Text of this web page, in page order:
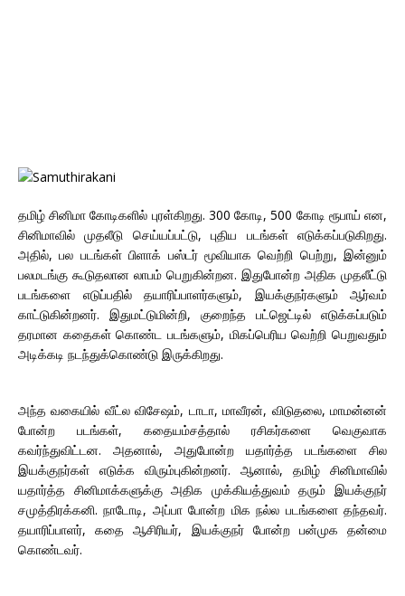
தமிழ் சினிமா கோடிகளில் புரள்கிறது. 300 கோடி, 500 கோடி ரூபாய் என,
சினிமாவில் முதலீடு செய்யப்பட்டு, புதிய படங்கள் எடுக்கப்படுகிறது.
அதில், பல படங்கள் பிளாக் பஸ்டர் மூவியாக வெற்றி பெற்று, இன்னும்
பலமடங்கு கூடுதலான லாபம் பெறுகின்றன. இதுபோன்ற அதிக முதலீட்டு
படங்களை எடுப்பதில் தயாரிப்பாளர்களும், இயக்குநர்களும் ஆர்வம்
காட்டுகின்றனர். இதுமட்டுமின்றி, குறைந்த பட்ஜெட்டில் எடுக்கப்படும்
தரமான கதைகள் கொண்ட படங்களும், மிகப்பெரிய வெற்றி பெறுவதும்
அடிக்கடி நடந்துக்கொண்டு இருக்கிறது.
அந்த வகையில் வீட்ல விசேஷம், டாடா, மாவீரன், விடுதலை, மாமன்னன்
போன்ற படங்கள், கதையம்சத்தால் ரசிகர்களை வெகுவாக
கவர்ந்துவிட்டன. அதனால், அதுபோன்ற யதார்த்த படங்களை சில
இயக்குநர்கள் எடுக்க விரும்புகின்றனர். ஆனால், தமிழ் சினிமாவில்
யதார்த்த சினிமாக்களுக்கு அதிக முக்கியத்துவம் தரும் இயக்குநர்
சமுத்திரக்கனி. நாடோடி, அப்பா போன்ற மிக நல்ல படங்களை தந்தவர்.
தயாரிப்பாளர், கதை ஆசிரியர், இயக்குநர் போன்ற பன்முக தன்மை
கொண்டவர்.